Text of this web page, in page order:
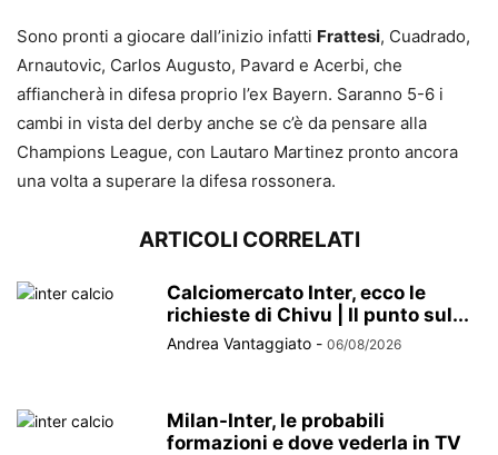
Sono pronti a giocare dall’inizio infatti Frattesi, Cuadrado,
Arnautovic, Carlos Augusto, Pavard e Acerbi, che
affiancherà in difesa proprio l’ex Bayern. Saranno 5-6 i
cambi in vista del derby anche se c’è da pensare alla
Champions League, con Lautaro Martinez pronto ancora
una volta a superare la difesa rossonera.
ARTICOLI CORRELATI
Calciomercato Inter, ecco le
richieste di Chivu | Il punto sul...
Andrea Vantaggiato - 06/08/2026
Milan-Inter, le probabili
formazioni e dove vederla in TV